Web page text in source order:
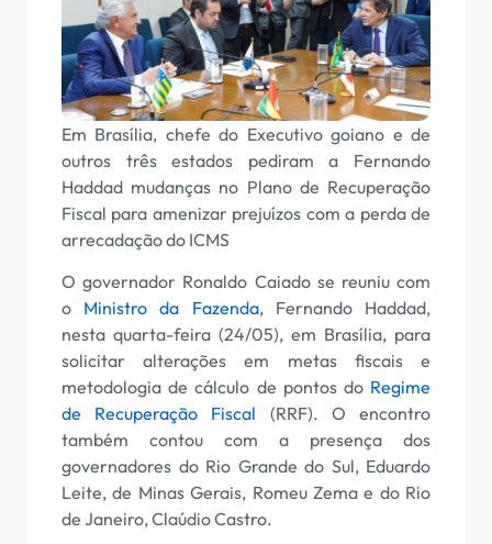
Em Brasília, chefe do Executivo goiano e de
outros três estados pediram a Fernando
Haddad mudanças no Plano de Recuperação
Fiscal para amenizar prejuízos com a perda de
arrecadação do ICMS
O governador Ronaldo Caiado se reuniu com
o Ministro da Fazenda, Fernando Haddad,
nesta quarta-feira (24/05), em Brasília, para
solicitar alterações em metas fiscais e
metodologia de cálculo de pontos do Regime
de Recuperação Fiscal (RRF). O encontro
também contou com a presença dos
governadores do Rio Grande do Sul, Eduardo
Leite, de Minas Gerais, Romeu Zema e do Rio
de Janeiro, Claúdio Castro.